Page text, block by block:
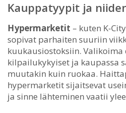
Kauppatyypit ja
Hypermarketit – kuten K-
sopivat parhaiten suuriin
kuukausiostoksiin. Valikoima
kilpailukykyiset ja kaupassa
muutakin kuin ruokaa.
hypermarketit sijaitsevat
ja sinne lähteminen vaatii